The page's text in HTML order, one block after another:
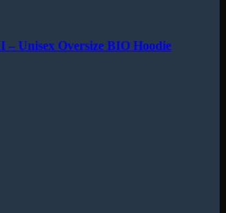
Unisex Oversize BIO Hoodie